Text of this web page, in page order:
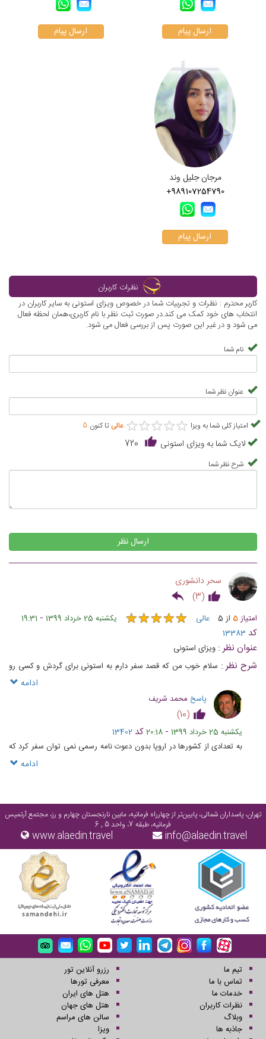
ارسال پیام ارسال پیام
مرجان جلیل وند
+989107254790
ارسال پیام
نظرات کاربران
کاربر محترم : نظرات و تجربیات شما در خصوص ویزای استونی به سایر کاربران در
انتخاب های خود کمک می کند.در صورت ثبت نظر با نام کاربری،همان لحظه فعال
می شود و در غیر این صورت پس از بررسی فعال می شود.
نام شما
عنوان نظر شما
امتیاز کلی شما به ویزا ★★★★★
★★★★★ عالی تا کنون 5
لایک شما به ویزای استونی 720
شرح نظر شما
ارسال نظر
سحر دانشوری
(
3
)
امتیاز5 از 5 عالی ★★★★★
★★★★★ یکشنبه 25 خرداد 1399 -
19:31
کد 13383
عنوان نظر : ویزای استونی
شرح نظر : سلام خوب من که قصد سفر دارم به استونی برای گردش و کسی رو
ادامه
پاسخ محمد شریف
(
10
)
یکشنبه 25 خرداد 1399 -
20:18کد 13402
به تعدادی از کشورها در اروپا بدون دعوت نامه رسمی نمی توان سفر کرد که
کشورهای اسکاندیناوی از این جمله
ادامه
تهران، پاسداران شمالی، پایین‌تر از چهارراه فرمانیه، مابین نارنجستان چهارم و رز، مجتمع آرتمیس
فرمانیه، طبقه 7، واحد 5 , 6
info@alaedin.travel
www.alaedin.travel
تیم ما
تماس با ما
خدمات ما
نظرات کاربران
وبلاگ
جاذبه ها
رزرو آنلاین تور
معرفی تورها
هتل های ایران
هتل های جهان
سالن های مراسم
ویزا